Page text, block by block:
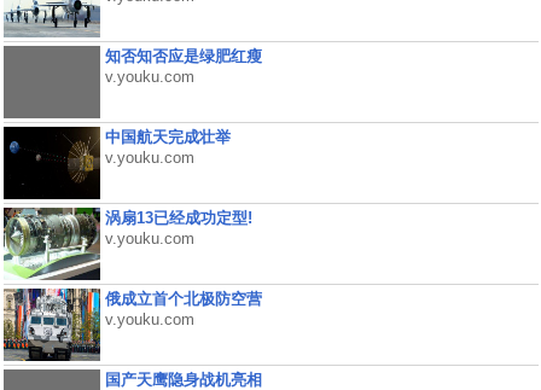
知否知否应是绿肥红瘦
v.youku.com
中国航天完成壮举
v.youku.com
涡扇13已经成功定型!
v.youku.com
俄成立首个北极防空营
v.youku.com
国产天鹰隐身战机亮相